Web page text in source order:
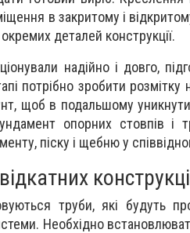
в закритому і
деталей конструкції.
надійно і довго,
потрібно зробити розмітку
щоб в подальшому
опорних стовпів
піску і щебню у
труби, які будуть
Необхідно